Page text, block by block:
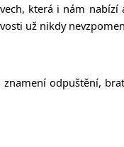
která i nám
už nikdy
odpuštění,